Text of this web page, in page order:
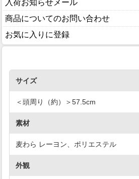
入荷お知らせメール
商品についてのお問い合わせ
お気に入りに登録
サイズ
＜頭周り（約）＞57.5cm
素材
麦わら レーヨン、ポリエステル
外観